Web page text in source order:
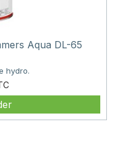
Aqua DL-65
hydro.
Prix